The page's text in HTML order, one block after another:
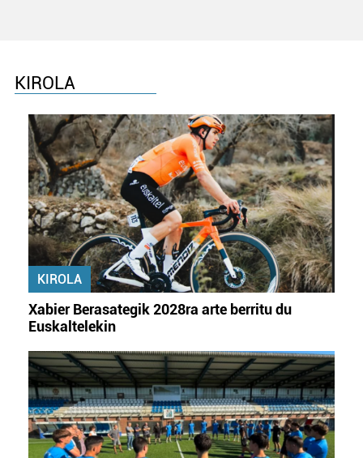
KIROLA
KIROLA
Xabier Berasategik 2028ra arte berritu du
Euskaltelekin